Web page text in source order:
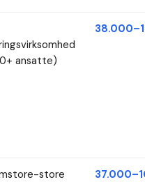
ansatte)
store